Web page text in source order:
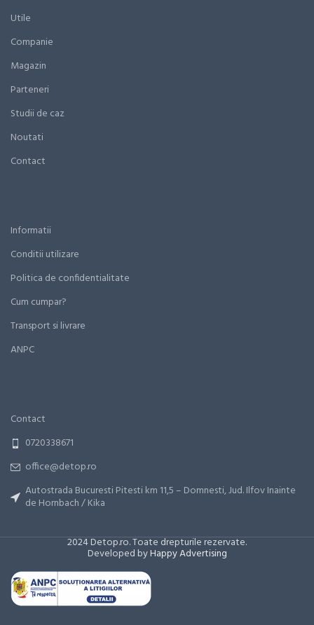
Utile
Companie
Magazin
Parteneri
Studii de caz
Noutati
Contact
Informatii
Conditii utilizare
Politica de confidentialitate
Cum cumpar?
Transport si livrare
ANPC
Contact
0720338671
office@detop.ro
Autostrada Bucuresti Pitesti km 11,5 – Domnesti, Jud. Ilfov Inainte
de Hornbach / Kika
2024 Detop.ro. Toate drepturile rezervate.
Developed byHappy Advertising